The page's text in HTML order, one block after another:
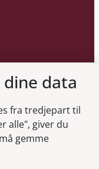
data
fra tredjepart til
alle", giver du
gemme